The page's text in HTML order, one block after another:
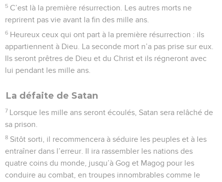
5 C’est là la première résurrection. Les autres morts ne
reprirent pas vie avant la fin des mille ans.
6 Heureux ceux qui ont part à la première résurrection : ils
appartiennent à Dieu. La seconde mort n’a pas prise sur eux.
Ils seront prêtres de Dieu et du Christ et ils régneront avec
lui pendant les mille ans.
La défaite de Satan
7 Lorsque les mille ans seront écoulés, Satan sera relâché de
sa prison.
8 Sitôt sorti, il recommencera à séduire les peuples et à les
entraîner dans l’erreur. Il ira rassembler les nations des
quatre coins du monde, jusqu’à Gog et Magog pour les
conduire au combat, en troupes innombrables comme le